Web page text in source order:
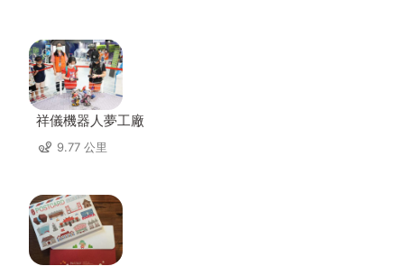
祥儀機器人夢工廠
9.77 公里